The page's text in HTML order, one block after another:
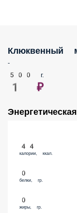
-
500 г.
1 ₽
44
калории, ккал.
0
белки, гр.
0
жиры, гр.